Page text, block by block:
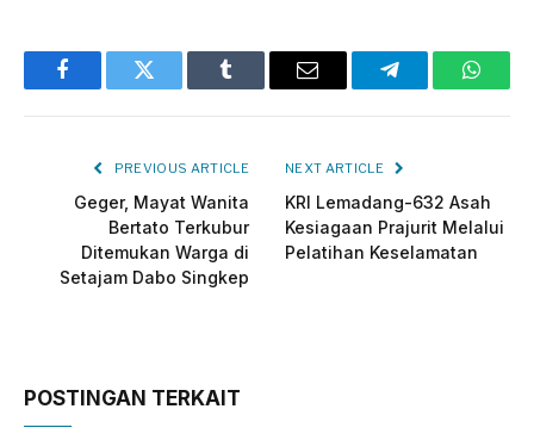
FacebookTwitter Tumblr Email Telegram
PREVIOUS ARTICLE
Geger, Mayat Wanita
Bertato Terkubur
Ditemukan Warga di
Setajam Dabo Singkep
NEXT ARTICLE
KRI Lemadang-632 Asah
Kesiagaan Prajurit Melalui
Pelatihan Keselamatan
POSTINGAN TERKAIT